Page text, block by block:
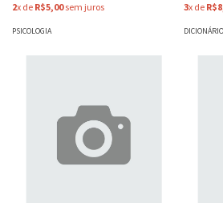
2x de R$5,00sem juros
PSICOLOGIA
3x de